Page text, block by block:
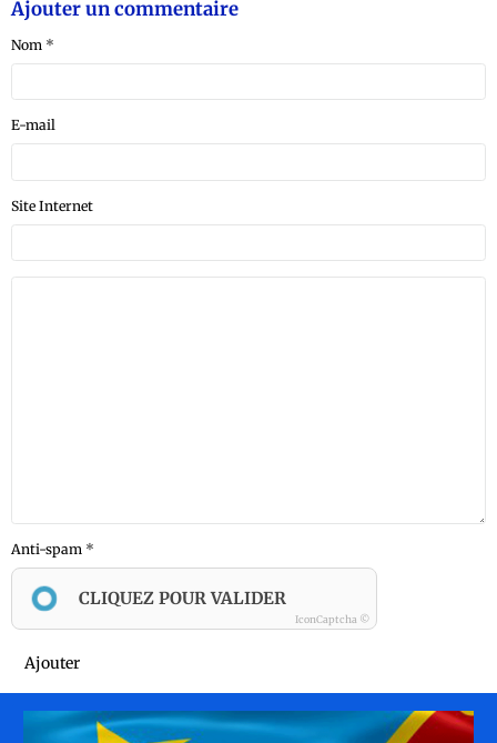
Ajouter un commentaire
Nom
E-mail
Site Internet
Anti-spam
CLIQUEZ POUR VALIDER
IconCaptcha ©
Ajouter